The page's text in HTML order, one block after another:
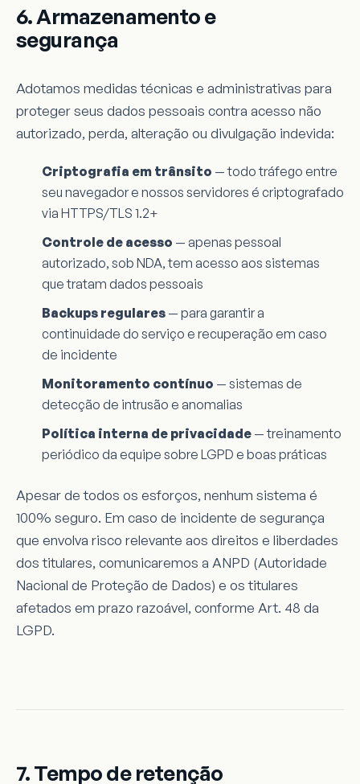
6. Armazenamento e
segurança
Adotamos medidas técnicas e administrativas para
proteger seus dados pessoais contra acesso não
autorizado, perda, alteração ou divulgação indevida:
Criptografia em trânsito — todo tráfego entre
seu navegador e nossos servidores é criptografado
via HTTPS/TLS 1.2+
Controle de acesso — apenas pessoal
autorizado, sob NDA, tem acesso aos sistemas
que tratam dados pessoais
Backups regulares — para garantir a
continuidade do serviço e recuperação em caso
de incidente
Monitoramento contínuo — sistemas de
detecção de intrusão e anomalias
Política interna de privacidade — treinamento
periódico da equipe sobre LGPD e boas práticas
Apesar de todos os esforços, nenhum sistema é
100% seguro. Em caso de incidente de segurança
que envolva risco relevante aos direitos e liberdades
dos titulares, comunicaremos a ANPD (Autoridade
Nacional de Proteção de Dados) e os titulares
afetados em prazo razoável, conforme Art. 48 da
LGPD.
7. Tempo de retenção